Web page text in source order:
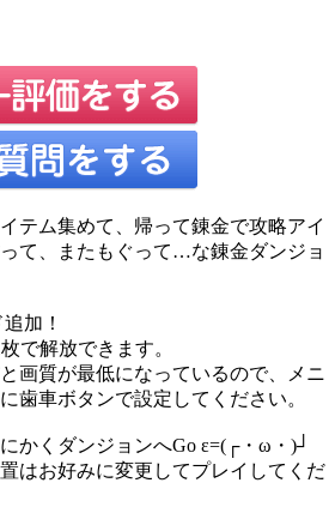
テム集めて、帰って錬金で攻略アイ
て、またもぐって…な錬金ダンジョ
加！
解放できます。
質が最低になっているので、メニ
歯車ボタンで設定してください。
かくダンジョンへGo ε=(┌・ω・)┘
はお好みに変更してプレイしてくだ